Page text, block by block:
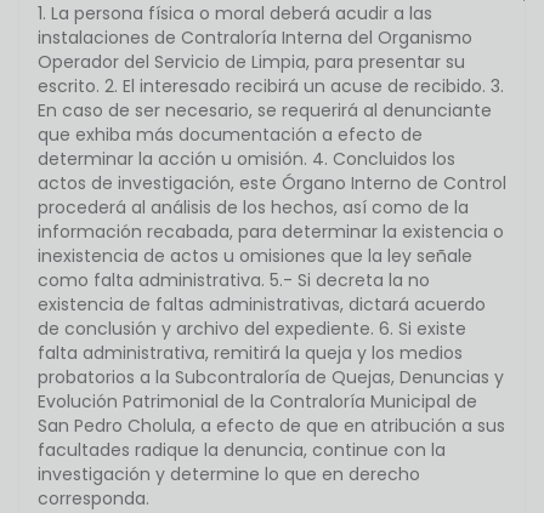
1. La persona física o moral deberá acudir a las
instalaciones de Contraloría Interna del Organismo
Operador del Servicio de Limpia, para presentar su
escrito. 2. El interesado recibirá un acuse de recibido. 3.
En caso de ser necesario, se requerirá al denunciante
que exhiba más documentación a efecto de
determinar la acción u omisión. 4. Concluidos los
actos de investigación, este Órgano Interno de Control
procederá al análisis de los hechos, así como de la
información recabada, para determinar la existencia o
inexistencia de actos u omisiones que la ley señale
como falta administrativa. 5.- Si decreta la no
existencia de faltas administrativas, dictará acuerdo
de conclusión y archivo del expediente. 6. Si existe
falta administrativa, remitirá la queja y los medios
probatorios a la Subcontraloría de Quejas, Denuncias y
Evolución Patrimonial de la Contraloría Municipal de
San Pedro Cholula, a efecto de que en atribución a sus
facultades radique la denuncia, continue con la
investigación y determine lo que en derecho
corresponda.